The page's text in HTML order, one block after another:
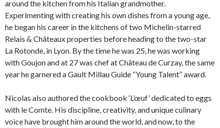
around the kitchen from his Italian grandmother.
Experimenting with creating his own dishes from a young age,
he began his career in the kitchens of two Michelin-starred
Relais & Châteaux properties before heading to the two-star
La Rotonde, in Lyon. By the time he was 25, he was working
with Goujon and at 27 was chef at Château de Curzay, the same
year he garnered a Gault Millau Guide “Young Talent” award.
Nicolas also authored the cookbook ‘L’œuf’ dedicated to eggs
with le Comte. His discipline, creativity, and unique culinary
voice have brought him around the world, and now, to the